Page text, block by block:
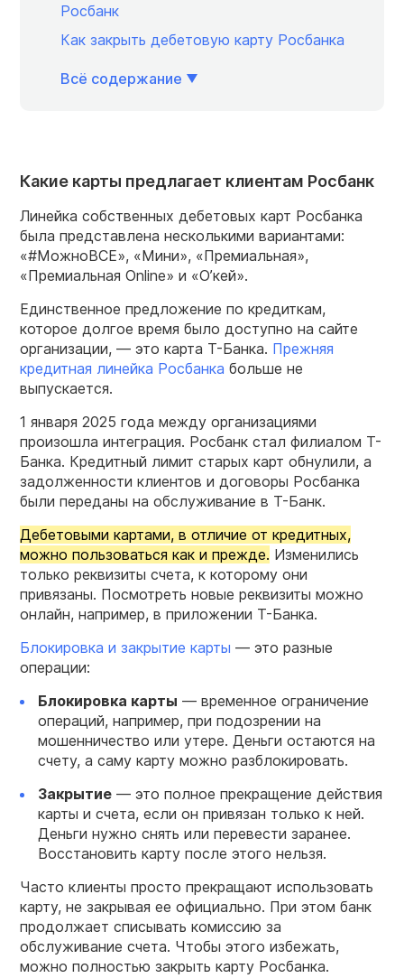
Росбанк
Как закрыть дебетовую карту Росбанка
Всё содержание
Какие карты предлагает клиентам Росбанк
Линейка собственных дебетовых карт Росбанка
была представлена несколькими вариантами:
«#МожноВСЕ», «Мини», «Премиальная»,
«Премиальная Online» и «О’кей».
Единственное предложение по кредиткам,
которое долгое время было доступно на сайте
организации, — это карта Т-Банка. Прежняя
кредитная линейка Росбанка больше не
выпускается.
1 января 2025 года между организациями
произошла интеграция. Росбанк стал филиалом Т-
Банка. Кредитный лимит старых карт обнулили, а
задолженности клиентов и договоры Росбанка
были переданы на обслуживание в Т-Банк.
Дебетовыми картами, в отличие от кредитных,
можно пользоваться как и прежде. Изменились
только реквизиты счета, к которому они
привязаны. Посмотреть новые реквизиты можно
онлайн, например, в приложении Т-Банка.
Блокировка и закрытие карты — это разные
операции:
Блокировка карты — временное ограничение
операций, например, при подозрении на
мошенничество или утере. Деньги остаются на
счету, а саму карту можно разблокировать.
Закрытие — это полное прекращение действия
карты и счета, если он привязан только к ней.
Деньги нужно снять или перевести заранее.
Восстановить карту после этого нельзя.
Часто клиенты просто прекращают использовать
карту, не закрывая ее официально. При этом банк
продолжает списывать комиссию за
обслуживание счета. Чтобы этого избежать,
можно полностью закрыть карту Росбанка.